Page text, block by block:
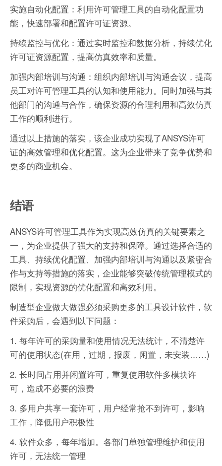
实施自动化配置：利用许可管理工具的自动化配置功
能，快速部署和配置许可证资源。
持续监控与优化：通过实时监控和数据分析，持续优化
许可证资源配置，提高仿真效率和质量。
加强内部培训与沟通：组织内部培训与沟通会议，提高
员工对许可管理工具的认知和使用能力。同时加强与其
他部门的沟通与合作，确保资源的合理利用和高效仿真
工作的顺利进行。
通过以上措施的落实，该企业成功实现了ANSYS许可
证的高效管理和优化配置。这为企业带来了竞争优势和
更多的商业机会。
结语
ANSYS许可管理工具作为实现高效仿真的关键要素之
一，为企业提供了强大的支持和保障。通过选择合适的
工具、持续优化配置、加强内部培训与沟通以及紧密合
作与支持等措施的落实，企业能够突破传统管理模式的
限制，实现资源的优化配置和高效利用。
制造型企业做大做强必须采购更多的工具设计软件，软
件采购后，会遇到以下问题：
1. 每年许可的采购量和使用情况无法统计，不清楚许
可的使用状态(在用，过期，报废，闲置，未安装……)
2. 长时间占用并闲置许可，重复使用软件多模块许
可，造成不必要的浪费
3. 多用户共享一套许可，用户经常抢不到许可，影响
工作，降低用户积极性
4. 软件众多，每年增加。各部门单独管理维护和使用
许可，无法统一管理